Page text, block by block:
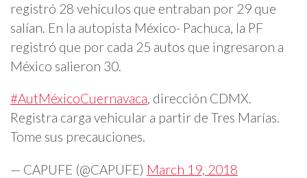
registró 28 vehículos que entraban por 29 que
salían. En la autopista México- Pachuca, la PF
registró que por cada 25 autos que ingresaron a
México salieron 30.
#AutMéxicoCuernavaca, dirección CDMX.
Registra carga vehicular a partir de Tres Marías.
Tome sus precauciones.
— CAPUFE (@CAPUFE) March 19, 2018